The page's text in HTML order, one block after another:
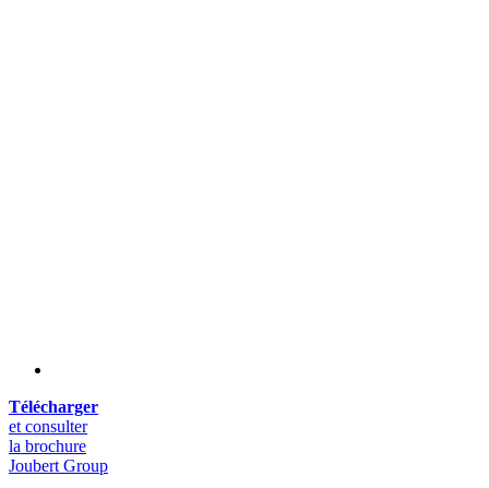
Télécharger
et consulter
la brochure
Joubert Group